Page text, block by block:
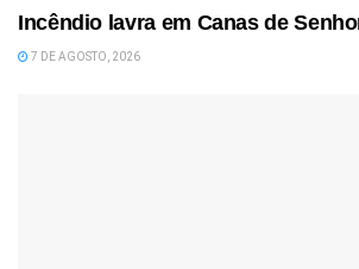
Incêndio lavra em Canas de
7 DE AGOSTO, 2026